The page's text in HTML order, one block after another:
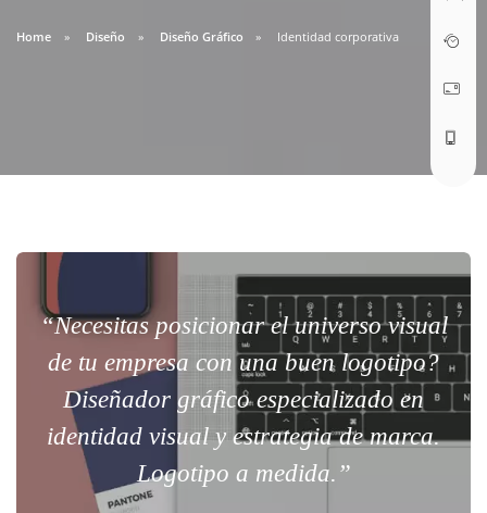
Home Diseño Diseño Gráfico Identidad corporativa
“Necesitas posicionar el universo visual
de tu empresa con una buen logotipo?
Diseñador gráfico especializado en
identidad visual y estrategia de marca.
Logotipo a medida.”